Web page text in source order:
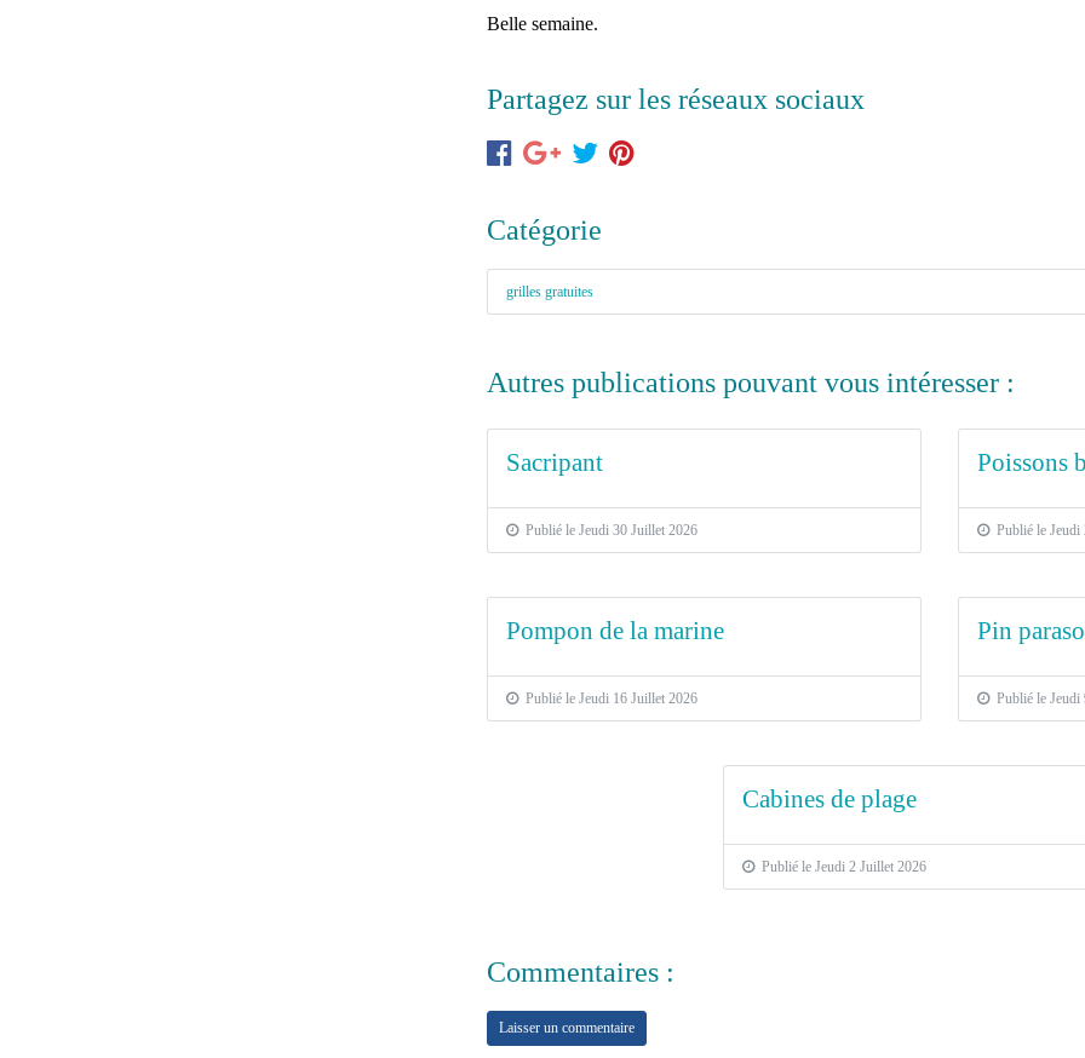
Belle semaine.
Partagez sur les réseaux sociaux
Catégorie
grilles gratuites
Autres publications pouvant vous intéresser :
Sacripant
Publié le Jeudi 30 Juillet 2026
Poissons
Publié le Jeudi
Pompon de la marine
Publié le Jeudi 16 Juillet 2026
Pin
Publié le Jeudi
Cabines de plage
Publié le Jeudi 2 Juillet 2026
Commentaires :
Laisser un commentaire